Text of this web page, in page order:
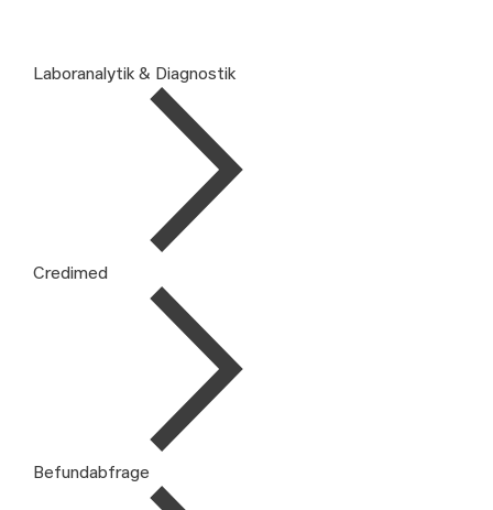
Laboranalytik & Diagnostik
Credimed
Befundabfrage